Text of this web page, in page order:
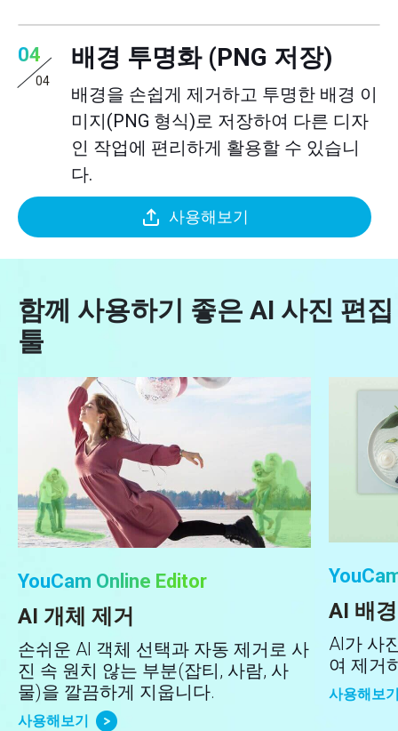
04
04
배경 투명화 (PNG 저장)
배경을 손쉽게 제거하고 투명한 배경 이
미지(PNG 형식)로 저장하여 다른 디자
인 작업에 편리하게 활용할 수 있습니
다.
사용해보기
함께 사용하기 좋은 AI 사진 편집
툴
YouCam Online Editor
AI 개체 제거
손쉬운 AI 객체 선택과 자동 제거로 사
진 속 원치 않는 부분(잡티, 사람, 사
물)을 깔끔하게 지웁니다.
사용해보기
AI 배
AI가 사
여 제거
사용해보